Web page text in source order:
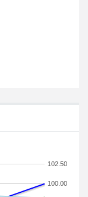
100.00
102.50